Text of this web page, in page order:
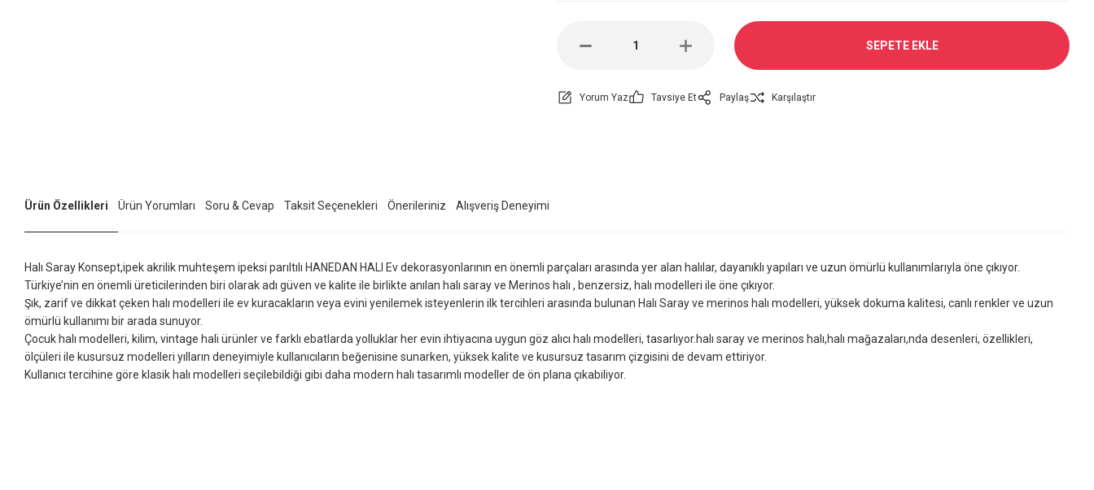
SEPETE EKLE
Yorum Yaz Tavsiye Et Paylaş Karşılaştır
Ürün Özellikleri Ürün Yorumları Soru & Cevap Taksit Seçenekleri Önerileriniz Alışveriş Deneyimi
Halı Saray Konsept,ipek akrilik muhteşem ipeksi parıltılı HANEDAN HALI Ev dekorasyonlarının en önemli parçaları arasında yer alan halılar, dayanıklı yapıları ve uzun ömürlü kullanımlarıyla öne çıkıyor.
Türkiye’nin en önemli üreticilerinden biri olarak adı güven ve kalite ile birlikte anılan halı saray ve Merinos halı , benzersiz, halı modelleri ile öne çıkıyor.
Şık, zarif ve dikkat çeken halı modelleri ile ev kuracakların veya evini yenilemek isteyenlerin ilk tercihleri arasında bulunan Halı Saray ve merinos halı modelleri, yüksek dokuma kalitesi, canlı renkler ve uzun
ömürlü kullanımı bir arada sunuyor.
Çocuk halı modelleri, kilim, vintage hali ürünler ve farklı ebatlarda yolluklar her evin ihtiyacına uygun göz alıcı halı modelleri, tasarlıyor.halı saray ve merinos halı,halı mağazaları,nda desenleri, özellikleri,
ölçüleri ile kusursuz modelleri yılların deneyimiyle kullanıcıların beğenisine sunarken, yüksek kalite ve kusursuz tasarım çizgisini de devam ettiriyor.
Kullanıcı tercihine göre klasik halı modelleri seçilebildiği gibi daha modern halı tasarımlı modeller de ön plana çıkabiliyor.